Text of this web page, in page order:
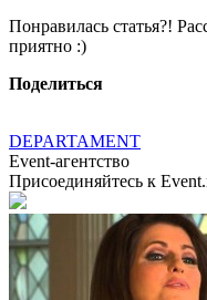
Понравилась статья?!
приятно :)
Поделиться
DEPARTAMENT
Event-агентство
Присоединяйтесь к